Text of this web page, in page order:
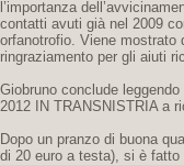
l’importanza
contatti avuti già nel 2009
orfanotrofio. Viene mostrato
ringraziamento per gli aiuti
Giobruno conclude
2012 IN TRANSNISTRIA a
Dopo un pranzo di buona
di 20 euro a testa), si è